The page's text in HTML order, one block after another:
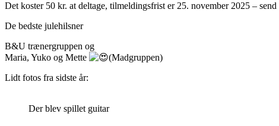
Det koster 50 kr. at deltage, tilmeldingsfrist er 25. november 2025 –
De bedste julehilsner
B&U trænergruppen og
Maria, Yuko og Mette
(Madgruppen)
Lidt fotos fra sidste år:
Der blev spillet guitar